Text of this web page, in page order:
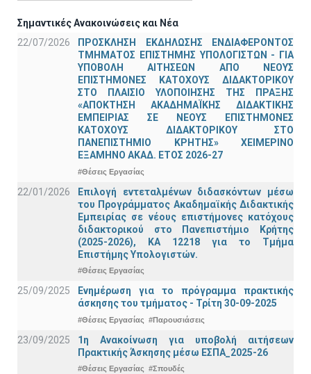
Σημαντικές Ανακοινώσεις και Νέα
22/07/2026
ΠΡΟΣΚΛΗΣΗ ΕΚΔΗΛΩΣΗΣ ΕΝΔΙΑΦΕΡΟΝΤΟΣ
ΤΜΗΜΑΤΟΣ ΕΠΙΣΤΗΜΗΣ ΥΠΟΛΟΓΙΣΤΩΝ - ΓΙΑ
ΥΠΟΒΟΛΗ ΑΙΤΗΣΕΩΝ ΑΠΟ ΝΕΟΥΣ
ΕΠΙΣΤΗΜΟΝΕΣ ΚΑΤΟΧΟΥΣ ΔΙΔΑΚΤΟΡΙΚΟΥ
ΣΤΟ ΠΛΑΙΣΙΟ ΥΛΟΠΟΙΗΣΗΣ ΤΗΣ ΠΡΑΞΗΣ
«ΑΠΟΚΤΗΣΗ ΑΚΑΔΗΜΑΪΚΗΣ ΔΙΔΑΚΤΙΚΗΣ
ΕΜΠΕΙΡΙΑΣ ΣΕ ΝΕΟΥΣ ΕΠΙΣΤΗΜΟΝΕΣ
ΚΑΤΟΧΟΥΣ ΔΙΔΑΚΤΟΡΙΚΟΥ ΣΤΟ
ΠΑΝΕΠΙΣΤΗΜΙΟ ΚΡΗΤΗΣ» ΧΕΙΜΕΡΙΝΟ
ΕΞΑΜΗΝΟ ΑΚΑΔ. ΕΤΟΣ 2026-27
#Θέσεις Εργασίας
22/01/2026
Επιλογή εντεταλμένων διδασκόντων μέσω
του Προγράμματος Ακαδημαϊκής Διδακτικής
Εμπειρίας σε νέους επιστήμονες κατόχους
διδακτορικού στο Πανεπιστήμιο Κρήτης
(2025-2026), ΚΑ 12218 για το Τμήμα
Επιστήμης Υπολογιστών.
#Θέσεις Εργασίας
25/09/2025
Ενημέρωση για το πρόγραμμα πρακτικής
άσκησης του τμήματος - Τρίτη 30-09-2025
#Θέσεις Εργασίας #Παρουσιάσεις
23/09/2025
1η Ανακοίνωση για υποβολή αιτήσεων
Πρακτικής Άσκησης μέσω ΕΣΠΑ_2025-26
#Θέσεις Εργασίας #Σπουδές